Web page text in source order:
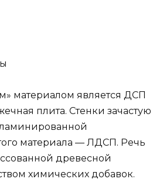
материалом является ДСП
плита. Стенки зачастую
материала — ЛДСП. Речь
древесной
химических добавок.